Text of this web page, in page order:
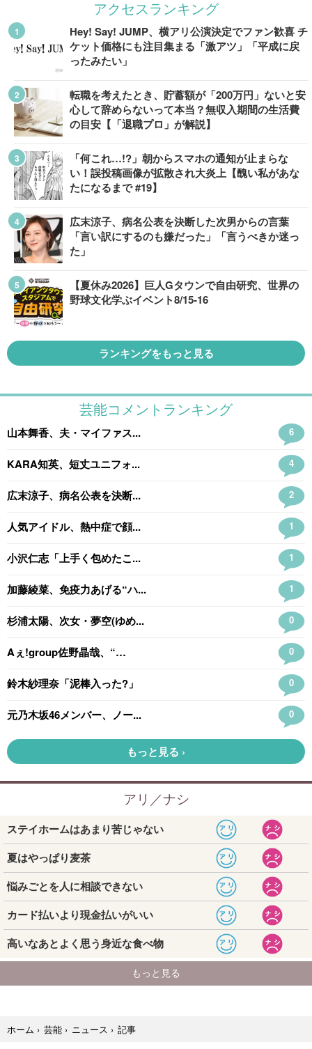
アクセスランキング
Hey! Say! JUMP、横アリ公演決定でファン歓喜 チ
ケット価格にも注目集まる「激アツ」「平成に戻
ったみたい」
転職を考えたとき、貯蓄額が「200万円」ないと安
心して辞めらないって本当？無収入期間の生活費
の目安【「退職プロ」が解説】
「何これ…!?」朝からスマホの通知が止まらな
い！誤投稿画像が拡散され大炎上【醜い私があな
たになるまで #19】
広末涼子、病名公表を決断した次男からの言葉
「言い訳にするのも嫌だった」「言うべきか迷っ
た」
【夏休み2026】巨人Gタウンで自由研究、世界の
野球文化学ぶイベント8/15-16
ランキングをもっと見る
ホーム › 芸能 › ニュース › 記事